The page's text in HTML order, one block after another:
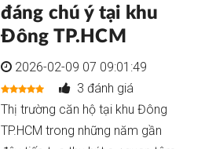
đáng chú ý tại khu
Đông TP.HCM
2026-02-09 07 09:01:49
3 đánh giá
Thị trường căn hộ tại khu Đông
TP.HCM trong những năm gần